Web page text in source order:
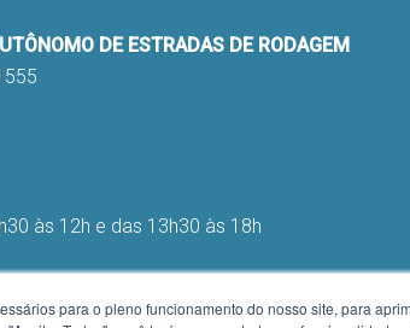
DE ESTRADAS DE RODAGEM
às 12h e das 13h30 às 18h
para o pleno funcionamento do nosso site, para